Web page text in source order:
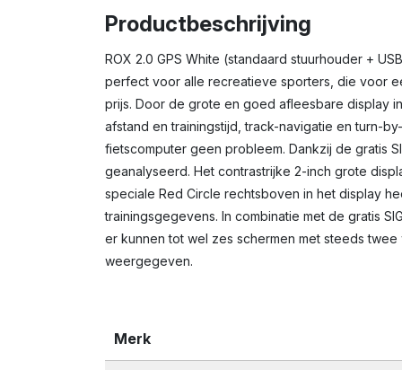
Productbeschrijving
ROX 2.0 GPS White (standaard stuurhouder +
perfect voor alle recreatieve sporters, die voor
prijs. Door de grote en goed afleesbare display
afstand en trainingstijd, track-navigatie en turn-
fietscomputer geen probleem. Dankzij de gratis
geanalyseerd. Het contrastrijke 2-inch grote
speciale Red Circle rechtsboven in het display
trainingsgegevens. In combinatie met de gratis
er kunnen tot wel zes schermen met steeds
weergegeven.
Merk